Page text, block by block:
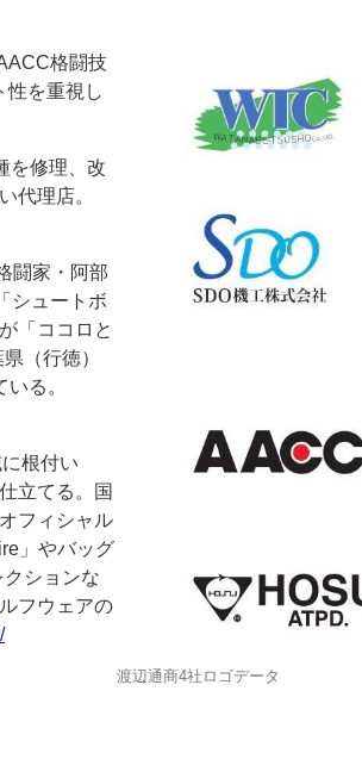
JAPAN PACK 2023 特集
せ
格闘技
性を重視し
を修理、改
代理店。
闘家・阿部
シュートボ
「ココロと
（行徳）
る。
根付い
立てる。国
フィシャル
」やバッグ
ションな
フウェアの
渡辺通商4社ロゴデータ